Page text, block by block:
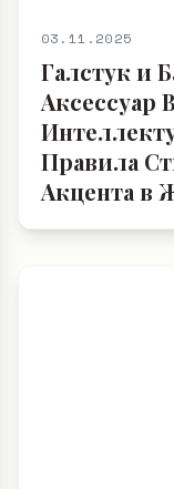
03.11.2025
Галстук и
Аксессуар
Правила
Акцента в